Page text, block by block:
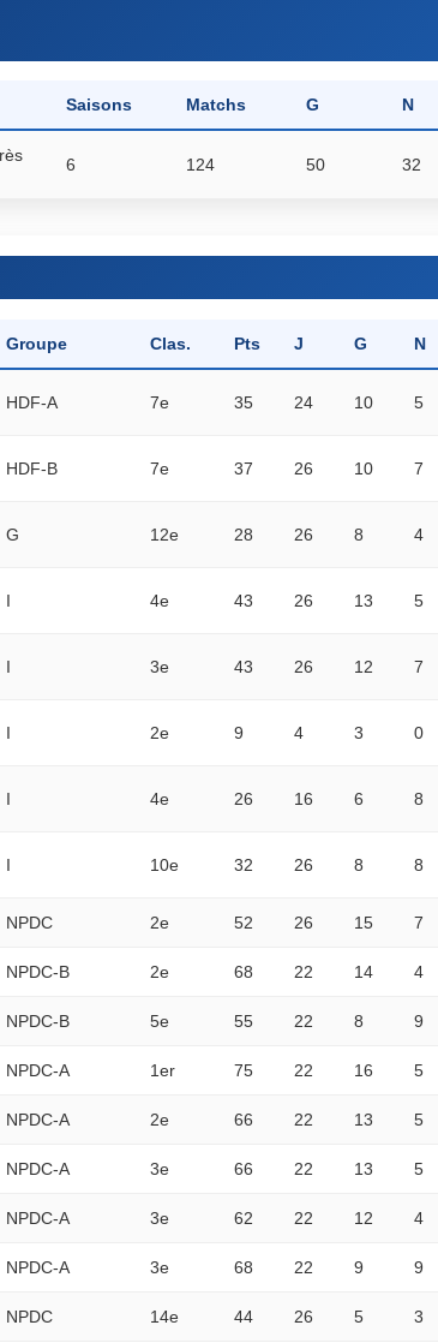
Saisons Matchs G N
6 124 50 32
Groupe Clas. Pts J G N
HDF-A 7e 35 24 10 5
HDF-B 7e 37 26 10 7
G 12e 28 26 8 4
I 4e 43 26 13 5
I 3e 43 26 12 7
I 2e 9 4 3 0
I 4e 26 16 6 8
I 10e 32 26 8 8
NPDC 2e 52 26 15 7
NPDC-B 2e 68 22 14 4
NPDC-B 5e 55 22 8 9
NPDC-A 1er 75 22 16 5
NPDC-A 2e 66 22 13 5
NPDC-A 3e 66 22 13 5
NPDC-A 3e 62 22 12 4
NPDC-A 3e 68 22 9 9
NPDC 14e 44 26 5 3